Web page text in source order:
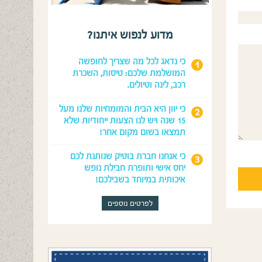
מדוע לנפוש איתנו?
כי נדאג לכל מה שצריך לחופשה
המושלמת שלכם: טיסות, השכרת
רכב, לינה וטיולים.
כי יוון היא הבית והמומחיות שלנו מעל
15 שנה ויש לנו הצעות ייחודיות שלא
תמצאו בשום מקום אחר!
כי אנחנו חברת בוטיק שנותנת לכם
יחס אישי ותופרת חבילת נופש
איכותית במיוחד בשבילכם!
לפרטים נוספים